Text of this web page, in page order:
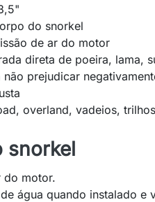
do snorkel
de ar do motor
direta de poeira, lama,
não prejudicar
overland, vadeios,
snorkel
do motor.
água quando instalado e